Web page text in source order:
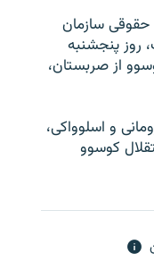
حقوقی سازمان
روز پنجشنبه
از صربستان،
و اسلوواکی،
کوسوو